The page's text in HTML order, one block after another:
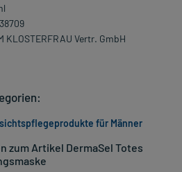
KLOSTERFRAU Vertr. GmbH
zum Artikel DermaSel Totes
für Männer